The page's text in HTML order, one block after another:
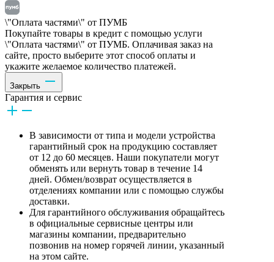
\"Оплата частями\" от ПУМБ
Покупайте товары в кредит с помощью услуги
\"Оплата частями\" от ПУМБ. Оплачивая заказ на
сайте, просто выберите этот способ оплаты и
укажите желаемое количество платежей.
Закрыть
Гарантия и сервис
В зависимости от типа и модели устройства
гарантийный срок на продукцию составляет
от 12 до 60 месяцев. Наши покупатели могут
обменять или вернуть товар в течение 14
дней. Обмен/возврат осуществляется в
отделениях компании или с помощью службы
доставки.
Для гарантийного обслуживания обращайтесь
в официальные сервисные центры или
магазины компании, предварительно
позвонив на номер горячей линии, указанный
на этом сайте.